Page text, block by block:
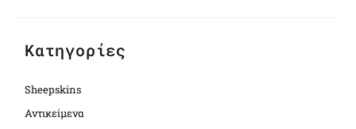
Κατηγορίες
Sheepskins
Αντικείμενα